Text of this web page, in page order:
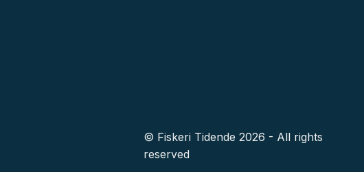
© Fiskeri Tidende 2026 - All rights
reserved